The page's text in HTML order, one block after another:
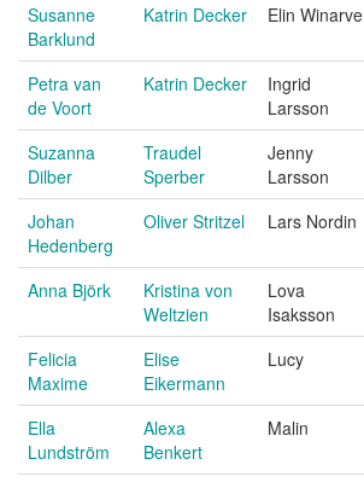
Susanne
Barklund
Katrin Decker Elin Winarve
Petra van
de Voort
Katrin Decker
Ingrid
Larsson
Suzanna
Dilber
Traudel
Sperber
Jenny
Larsson
Johan
Hedenberg
Oliver Stritzel Lars Nordin
Anna Björk
Kristina von
Weltzien
Lova
Isaksson
Felicia
Maxime
Elise
Eikermann
Lucy
Ella
Lundström
Alexa
Benkert
Malin